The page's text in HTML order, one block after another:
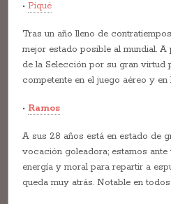
• Piqué
Tras un año lleno de
mejor estado posible al mundial.
de la Selección por su gran virtud
competente en el juego aéreo y
• Ramos
A sus 28 años está en estado de
vocación goleadora; estamos
energía y moral para repartir a
queda muy atrás. Notable en